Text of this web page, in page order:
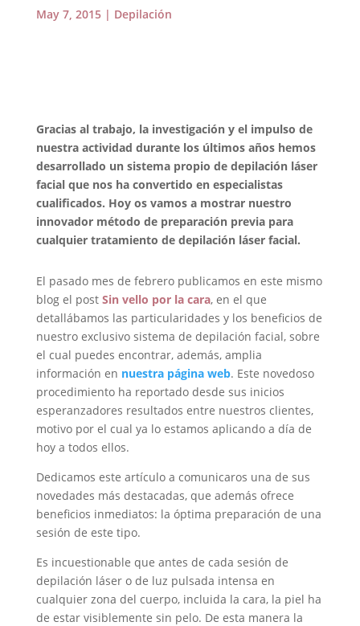
May 7, 2015| Depilación
Gracias al trabajo, la investigación y el impulso de
nuestra actividad durante los últimos años hemos
desarrollado un sistema propio de depilación láser
facial que nos ha convertido en especialistas
cualificados. Hoy os vamos a mostrar nuestro
innovador método de preparación previa para
cualquier tratamiento de depilación láser facial.
El pasado mes de febrero publicamos en este mismo
blog el post Sin vello por la cara, en el que
detallábamos las particularidades y los beneficios de
nuestro exclusivo sistema de depilación facial, sobre
el cual puedes encontrar, además, amplia
información en nuestra página web. Este novedoso
procedimiento ha reportado desde sus inicios
esperanzadores resultados entre nuestros clientes,
motivo por el cual ya lo estamos aplicando a día de
hoy a todos ellos.
Dedicamos este artículo a comunicaros una de sus
novedades más destacadas, que además ofrece
beneficios inmediatos: la óptima preparación de una
sesión de este tipo.
Es incuestionable que antes de cada sesión de
depilación láser o de luz pulsada intensa en
cualquier zona del cuerpo, incluida la cara, la piel ha
de estar visiblemente sin pelo. De esta manera la